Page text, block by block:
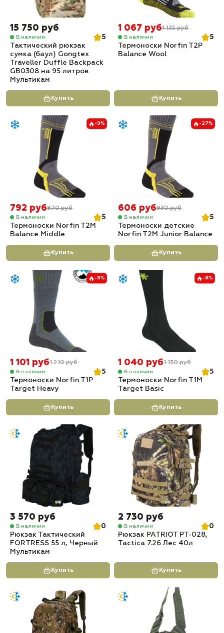
15 750 руб
В наличии
5
Тактический рюкзак
сумка (баул) Gongtex
Traveller Duffle Backpack
GB0308 на 95 литров
Мультикам
Купить
1 067 руб1 135 руб
В наличии
5
Термоноски Norfin T2P
Balance Wool
Купить
-9%
792 руб870 руб
В наличии
5
Термоноски Norfin T2M
Balance Middle
Купить
-27%
606 руб830 руб
В наличии
5
Термоноски детские
Norfin T2M Junior Balance
Купить
-9%
1 101 руб1 210 руб
В наличии
5
Термоноски Norfin T1P
Target Heavy
Купить
-8%
1 040 руб1 130 руб
В наличии
5
Термоноски Norfin T1M
Target Basic
Купить
3 570 руб
В наличии
0
Рюкзак Тактический
FORTRESS 55 л, Черный
Мультикам
Купить
2 730 руб
В наличии
0
Рюкзак PATRIOT РТ-028,
Tactica 7.26 Лес 40л
Купить